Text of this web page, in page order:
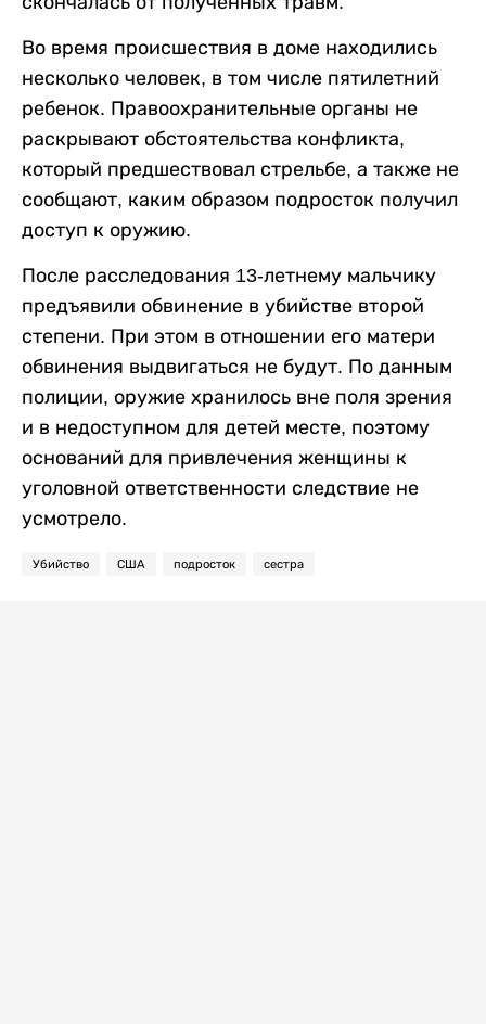
Во время происшествия в доме находились
несколько человек, в том числе пятилетний
ребенок. Правоохранительные органы не
раскрывают обстоятельства конфликта,
который предшествовал стрельбе, а также не
сообщают, каким образом подросток получил
доступ к оружию.
После расследования 13-летнему мальчику
предъявили обвинение в убийстве второй
степени. При этом в отношении его матери
обвинения выдвигаться не будут. По данным
полиции, оружие хранилось вне поля зрения
и в недоступном для детей месте, поэтому
оснований для привлечения женщины к
уголовной ответственности следствие не
усмотрело.
Убийство США подросток сестра